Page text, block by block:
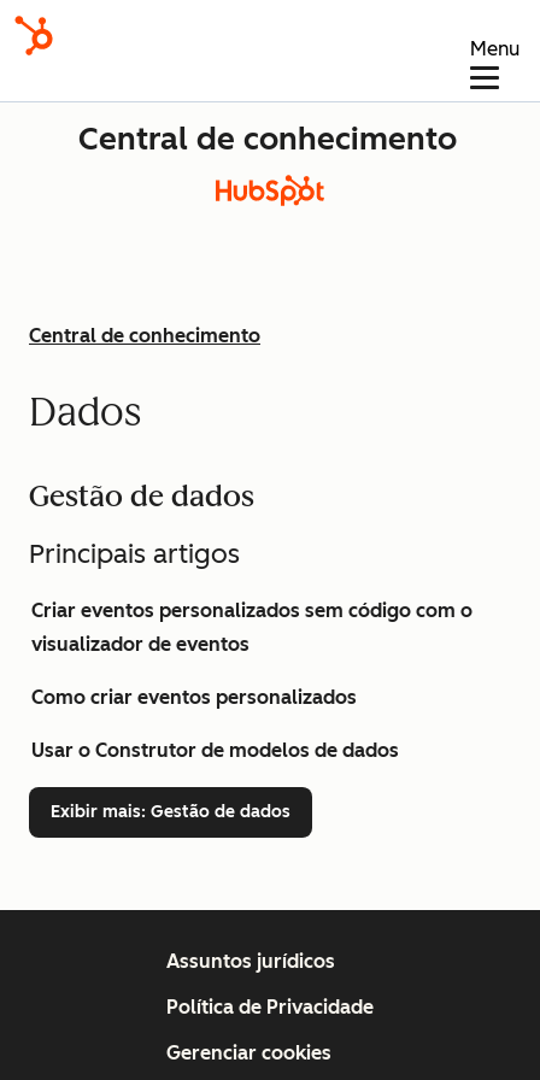
Menu
Central de conhecimento
Central de conhecimento
Dados
Gestão de dados
Principais artigos
Criar eventos personalizados sem código com o
visualizador de eventos
Como criar eventos personalizados
Usar o Construtor de modelos de dados
Exibir mais: Gestão de dados
Assuntos jurídicos
Política de Privacidade
Gerenciar cookies